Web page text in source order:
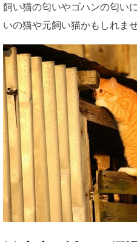
飼い猫の匂いやゴハンの匂い
いの猫や元飼い猫かもしれませ